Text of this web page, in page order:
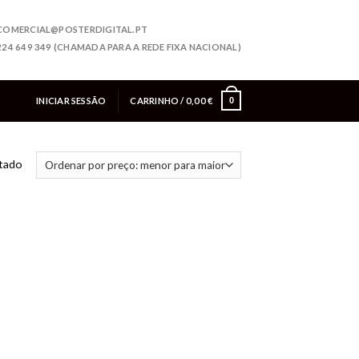
649 349 (CHAMADA PARA A REDE FIXA NACIONAL)
INICIAR SESSÃO CARRINHO /0,00€ 0